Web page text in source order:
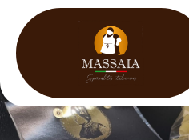
principal